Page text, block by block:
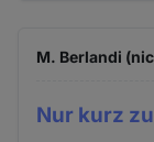
M. Berlandi
Nur kurz